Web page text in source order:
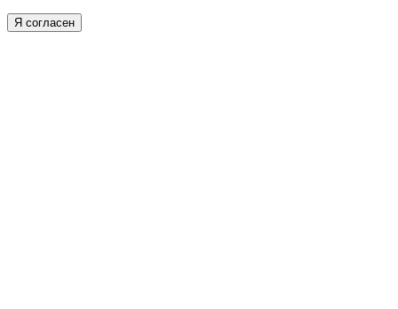
Я согласен